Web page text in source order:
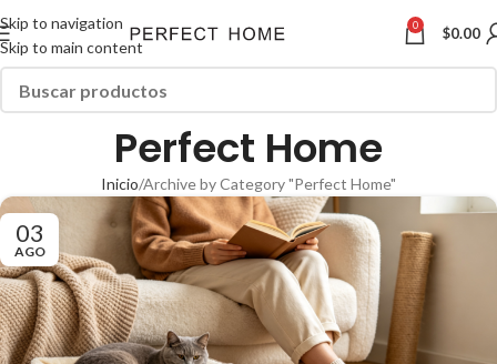
Skip to navigation
Skip to main content
0 $0.00
Perfect Home
Inicio Archive by Category "Perfect Home"
03
AGO